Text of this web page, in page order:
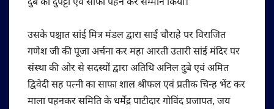
दुबे को दुपट्टा एवं साफा पहन कर सम्मान किया।
उसके पश्चात सांई मित्र मंडल द्वारा साईं चौराहे पर विराजित
गणेश जी की पूजा अर्चना कर महा आरती उतारी सांई मंदिर पर
संस्था की ओर से सदस्यों द्वारा अतिथि अनिल दुबे एवं अमित
द्विवेदी सह पत्नी का साफा शाल श्रीफल एवं प्रतीक चिन्ह भेंट कर
माला पहनकर समिति के धर्मेंद्र पाटीदार गोविंद प्रजापत, जय